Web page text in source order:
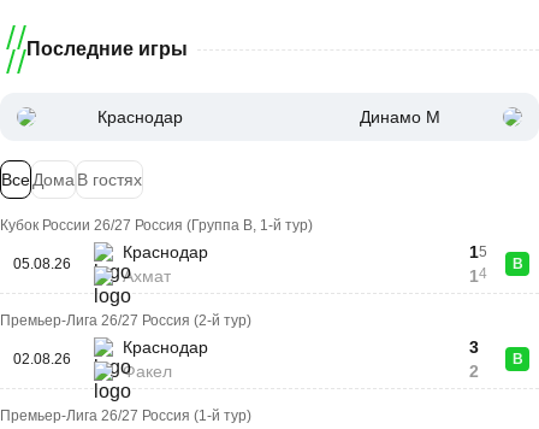
Последние игры
Краснодар Динамо М
ВсеДома В гостях
Кубок России 26/27 Россия (Группа B, 1-й тур)
05.08.26
Краснодар
Ахмат
1
1
5
4
В
Премьер-Лига 26/27 Россия (2-й тур)
02.08.26
Краснодар
Факел
3
2
В
Премьер-Лига 26/27 Россия (1-й тур)